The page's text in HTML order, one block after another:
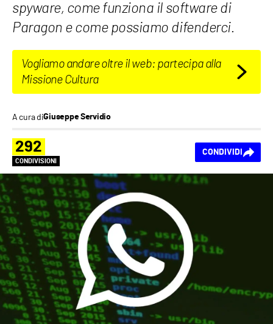
spyware, come funziona il software di
Paragon e come possiamo difenderci.
Vogliamo andare oltre il web: partecipa alla
Missione Cultura
A cura diGiuseppe Servidio
292
CONDIVISIONI
CONDIVIDI